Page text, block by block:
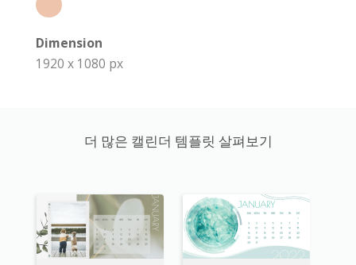
Dimension
1920 x 1080 px
더 많은 캘린더 템플릿 살펴보기